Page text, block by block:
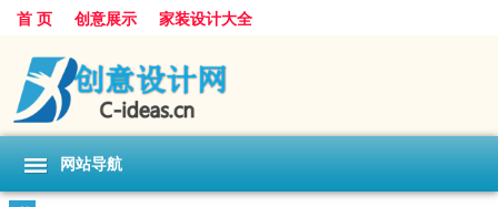
首 页 创意展示 家装设计大全
网站导航